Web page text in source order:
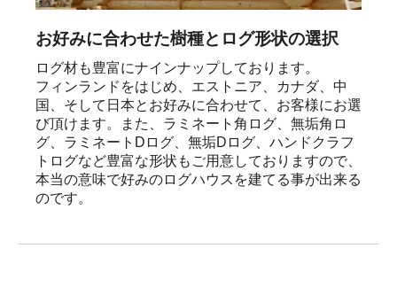
お好みに合わせた樹種とログ形状の選択
ログ材も豊富にナインナップしております。
フィンランドをはじめ、エストニア、カナダ、中
国、そして日本とお好みに合わせて、お客様にお選
び頂けます。また、ラミネート角ログ、無垢角ロ
グ、ラミネートDログ、無垢Dログ、ハンドクラフ
トログなど豊富な形状もご用意しておりますので、
本当の意味で好みのログハウスを建てる事が出来る
のです。